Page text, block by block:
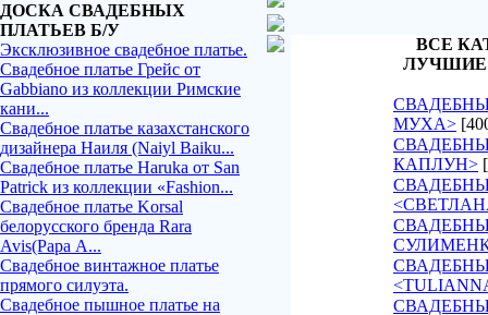
ДОСКА СВАДЕБНЫХ
ПЛАТЬЕВ Б/У
Эксклюзивное свадебное платье.
Свадебное платье Грейс от
Gabbiano из коллекции Римские
кани...
Свадебное платье казахстанского
дизайнера Наиля (Naiyl Baiku...
Свадебное платье Haruka от San
Patrick из коллекции «Fashion...
Свадебное платье Korsal
белорусского бренда Rara
Avis(Рара А...
Свадебное винтажное платье
прямого силуэта.
Свадебное пышное платье на
ВСЕ
ЛУЧШИЕ
МУХА>
КАПЛУН>